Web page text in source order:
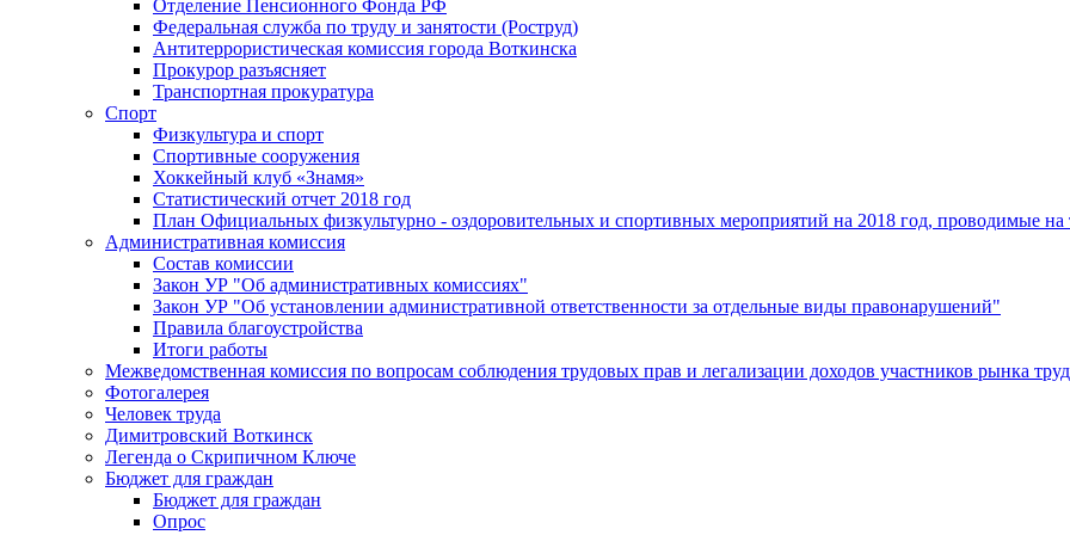
Отделение Пенсионного Фонда РФ
Федеральная служба по труду и занятости (Роструд)
Антитеррористическая комиссия города Воткинска
Прокурор разъясняет
Транспортная прокуратура
Спорт
Физкультура и спорт
Спортивные сооружения
Хоккейный клуб «Знамя»
Статистический отчет 2018 год
План Официальных физкультурно - оздоровительных и спортивных мероприятий на 2018 год, проводимые
Административная комиссия
Состав комиссии
Закон УР "Об административных комиссиях"
Закон УР "Об установлении административной ответственности за отдельные виды правонарушений"
Правила благоустройства
Итоги работы
Межведомственная комиссия по вопросам соблюдения трудовых прав и легализации доходов участников рынка
Фотогалерея
Человек труда
Димитровский Воткинск
Легенда о Скрипичном Ключе
Бюджет для граждан
Бюджет для граждан
Опрос